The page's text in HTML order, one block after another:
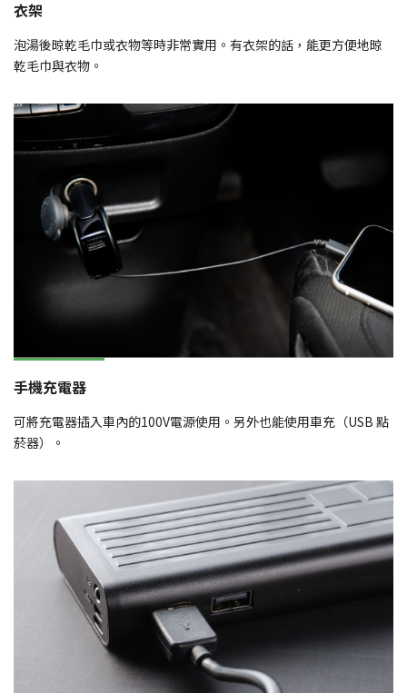
衣架
泡湯後晾乾毛巾或衣物等時非常實用。有衣架的話，能更方便地晾
乾毛巾與衣物。
手機充電器
可將充電器插入車內的100V電源使用。另外也能使用車充（USB 點
菸器）。